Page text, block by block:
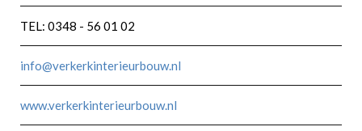
TEL: 0348 - 56 01 02
info@verkerkinterieurbouw.nl
www.verkerkinterieurbouw.nl